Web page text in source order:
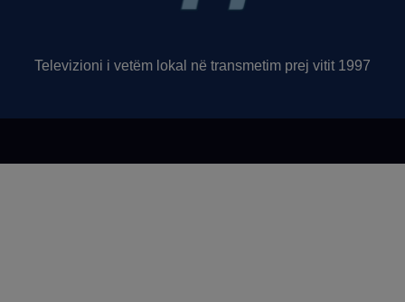
Televizioni i vetëm lokal në transmetim prej vitit 1997